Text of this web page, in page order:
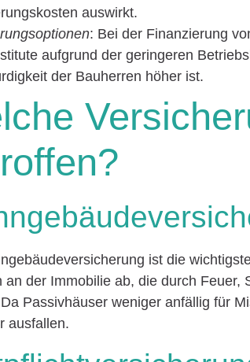
auswirkt.
: Bei der Finanzierung
aufgrund der geringeren
der Bauherren höher ist.
ist die
an der Immobilie ab, die durch Feuer,
Passivhäuser weniger anfällig für
ausfallen.